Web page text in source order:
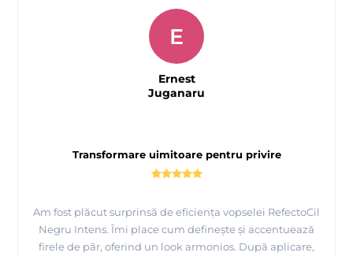
Transformare uimitoare pentru privire
Am fost plăcut surprinsă de eficiența vopselei RefectoCil
Negru Intens. Îmi place cum definește și accentuează
firele de păr, oferind un look armonios. După aplicare,
E
Ernest
Juganaru